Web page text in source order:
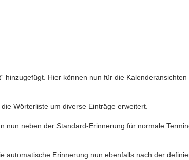
Hier können nun für die Kalenderansichten
Wörterliste um diverse Einträge erweitert.
nun neben der Standard-Erinnerung für normale
Erinnerung nun ebenfalls nach der